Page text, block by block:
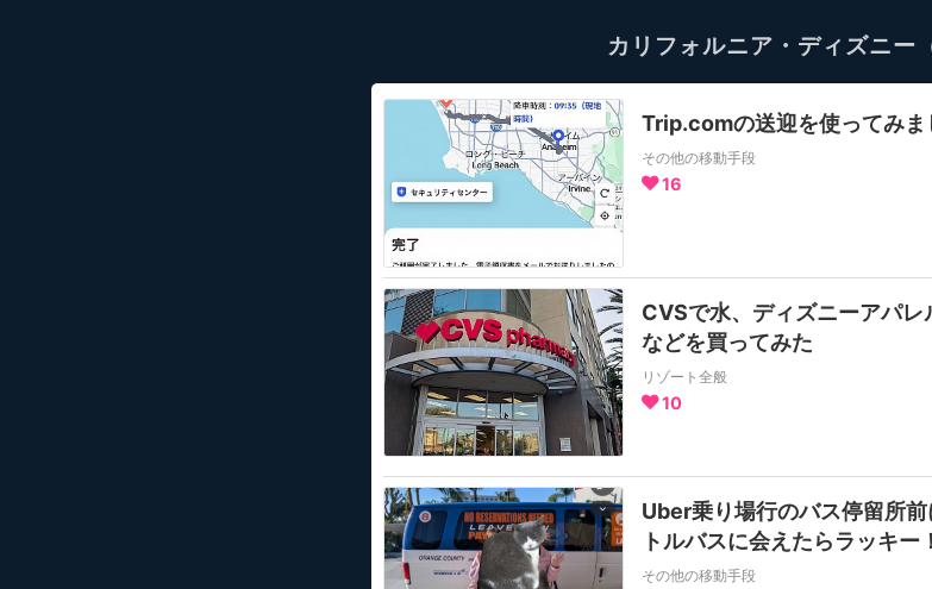
カリフォルニア・ディズニー
Trip.comの送迎を使ってみま
その他の移動手段
16
CVSで水、ディズニーアパ
などを買ってみた
リゾート全般
10
Uber乗り場行のバス停留所
トルバスに会えたらラッキー！
その他の移動手段